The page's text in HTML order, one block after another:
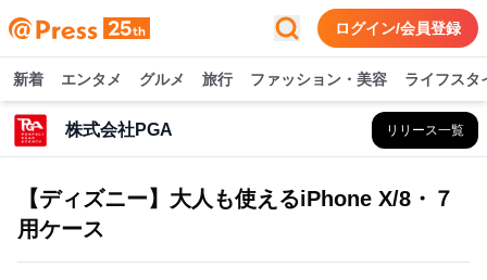
ログイン/会員登録
新着 エンタメ グルメ 旅行 ファッション・美容 ライフスタ
株式会社PGA リリース一覧
【ディズニー】大人も使えるiPhone X/8・７
用ケース